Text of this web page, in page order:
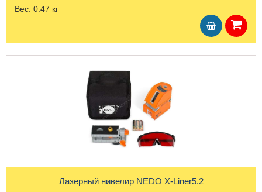
Вес: 0.47 кг
Лазерный нивелир NEDO X-Liner5.2